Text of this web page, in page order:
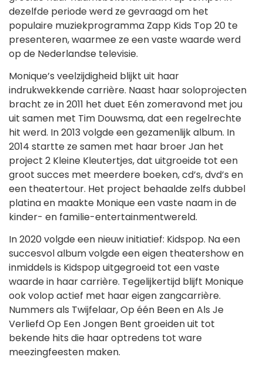
dezelfde periode werd ze gevraagd om het
populaire muziekprogramma Zapp Kids Top 20 te
presenteren, waarmee ze een vaste waarde werd
op de Nederlandse televisie.
Monique’s veelzijdigheid blijkt uit haar
indrukwekkende carrière. Naast haar soloprojecten
bracht ze in 2011 het duet Eén zomeravond met jou
uit samen met Tim Douwsma, dat een regelrechte
hit werd. In 2013 volgde een gezamenlijk album. In
2014 startte ze samen met haar broer Jan het
project 2 Kleine Kleutertjes, dat uitgroeide tot een
groot succes met meerdere boeken, cd’s, dvd’s en
een theatertour. Het project behaalde zelfs dubbel
platina en maakte Monique een vaste naam in de
kinder- en familie-entertainmentwereld.
In 2020 volgde een nieuw initiatief: Kidspop. Na een
succesvol album volgde een eigen theatershow en
inmiddels is Kidspop uitgegroeid tot een vaste
waarde in haar carrière. Tegelijkertijd blijft Monique
ook volop actief met haar eigen zangcarrière.
Nummers als Twijfelaar, Op één Been en Als Je
Verliefd Op Een Jongen Bent groeiden uit tot
bekende hits die haar optredens tot ware
meezingfeesten maken.